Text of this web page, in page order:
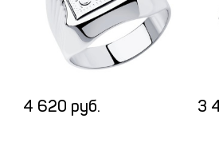
4 620 руб. 3